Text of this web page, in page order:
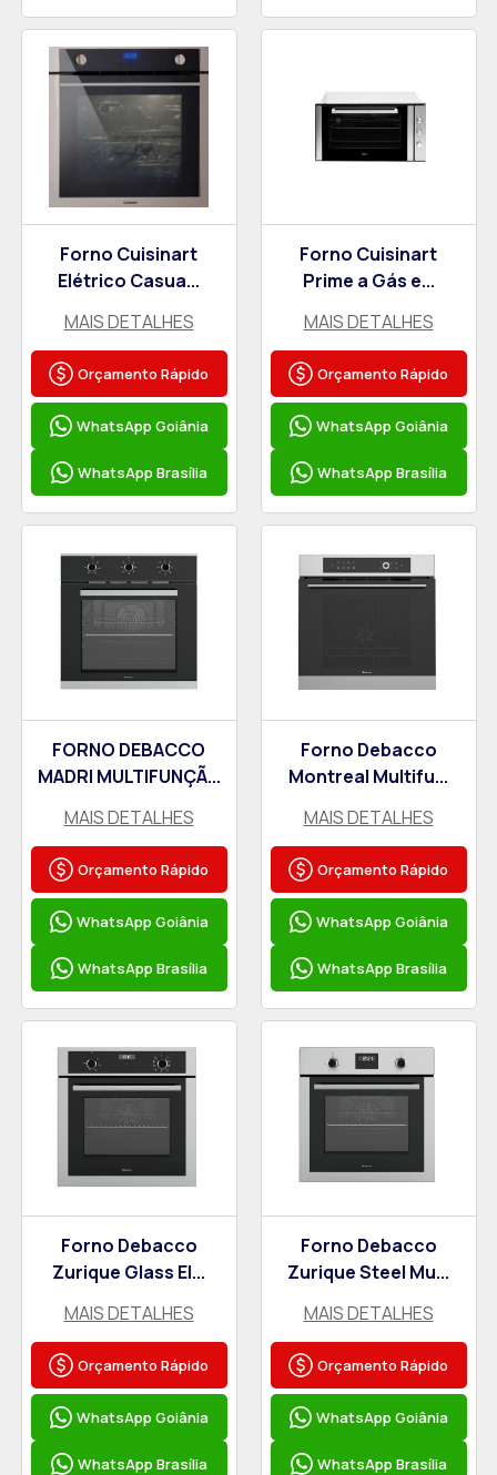
Forno Cuisinart
Elétrico Casua...
MAIS DETALHES
Orçamento Rápido
WhatsApp Goiânia
WhatsApp Brasília
Forno Cuisinart
Prime a Gás e...
MAIS DETALHES
Orçamento Rápido
WhatsApp Goiânia
WhatsApp Brasília
FORNO DEBACCO
MADRI MULTIFUNÇÃ...
MAIS DETALHES
Orçamento Rápido
WhatsApp Goiânia
WhatsApp Brasília
Forno Debacco
Montreal Multifu...
MAIS DETALHES
Orçamento Rápido
WhatsApp Goiânia
WhatsApp Brasília
Forno Debacco
Zurique Glass El...
MAIS DETALHES
Orçamento Rápido
WhatsApp Goiânia
WhatsApp Brasília
Forno Debacco
Zurique Steel Mu...
MAIS DETALHES
Orçamento Rápido
WhatsApp Goiânia
WhatsApp Brasília